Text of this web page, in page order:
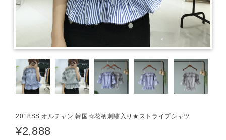
2018SS オルチャン 韓国☆花柄刺繍入り★ストライプシャツ
¥2,888